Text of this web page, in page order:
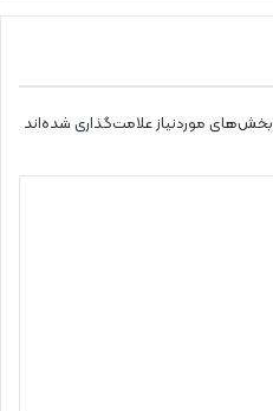
بخش‌های موردنیاز علامت‌گذاری شده‌اند